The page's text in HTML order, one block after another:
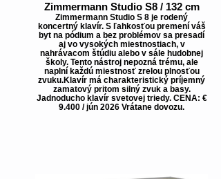
Zimmermann Studio S8 / 132 cm
Zimmermann Studio S 8 je rodený
koncertný klavír. S ľahkosťou premení váš
byt na pódium a bez problémov sa presadí
aj vo vysokých miestnostiach, v
nahrávacom štúdiu alebo v sále hudobnej
školy. Tento nástroj nepozná trému, ale
naplní každú miestnosť zrelou plnosťou
zvuku.Klavír má charakteristický príjemný
zamatový pritom silný zvuk a basy.
Jadnoducho klavír svetovej triedy. CENA: €
9.400 / jún 2026 Vrátane dovozu.